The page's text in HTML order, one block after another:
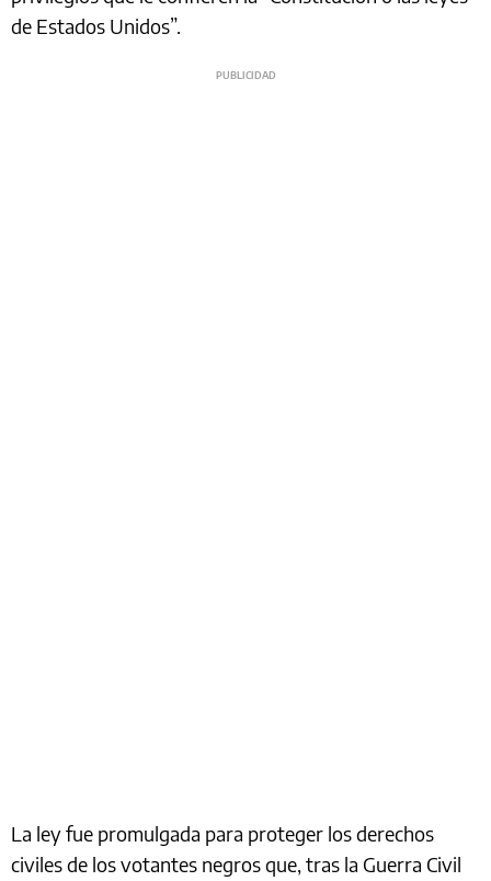
de Estados Unidos”.
La ley fue promulgada para proteger los derechos
civiles de los votantes negros que, tras la Guerra Civil